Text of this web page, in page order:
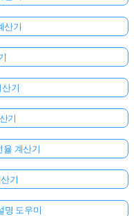
산기
기
기
율 계산기
기
명 도우미